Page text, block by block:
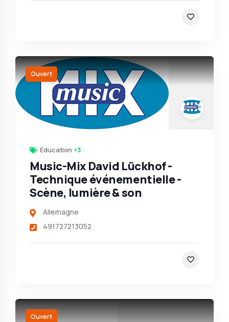
Ouvert
Éducation +3
Music-Mix David Lückhof -
Technique événementielle -
Scène, lumière & son
Allemagne
491727213052
Ouvert